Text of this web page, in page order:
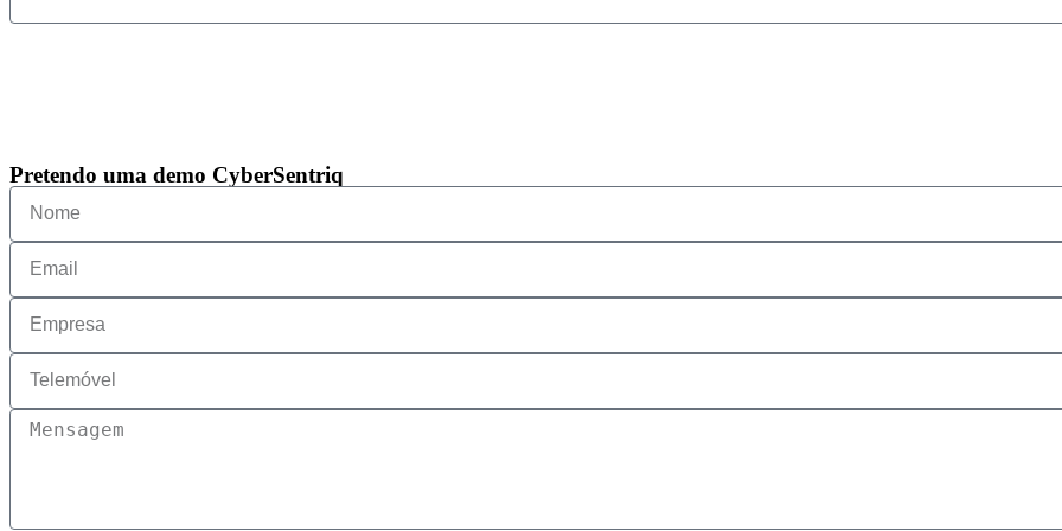
Pretendo uma demo CyberSentriq